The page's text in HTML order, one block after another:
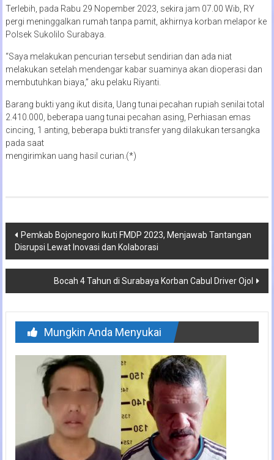
Terlebih, pada Rabu 29 Nopember 2023, sekira jam 07.00 Wib, RY
pergi meninggalkan rumah tanpa pamit, akhirnya korban melapor ke
Polsek Sukolilo Surabaya.
“Saya melakukan pencurian tersebut sendirian dan ada niat
melakukan setelah mendengar kabar suaminya akan dioperasi dan
membutuhkan biaya,” aku pelaku Riyanti.
Barang bukti yang ikut disita, Uang tunai pecahan rupiah senilai total
2.410.000, beberapa uang tunai pecahan asing, Perhiasan emas
cincing, 1 anting, beberapa bukti transfer yang dilakukan tersangka
pada saat
mengirimkan uang hasil curian.(*)
Navigasi
pos
Pemkab Bojonegoro Ikuti FMDP 2023, Menjawab Tantangan
Disrupsi Lewat Inovasi dan Kolaborasi
Bocah 4 Tahun di Surabaya Korban Cabul Driver Ojol
Mungkin Anda Menyukai